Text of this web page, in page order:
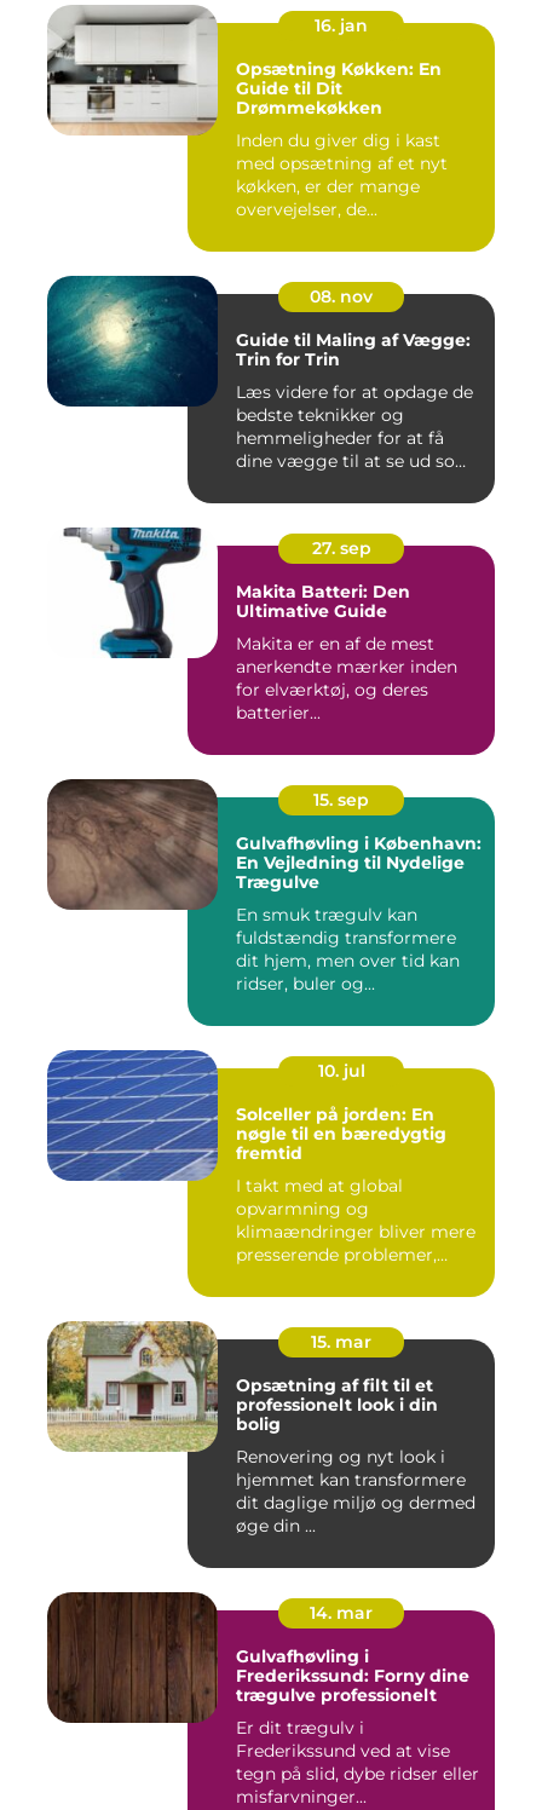
16. jan
Opsætning Køkken: En
Guide til Dit
Drømmekøkken
Inden du giver dig i kast
med opsætning af et nyt
køkken, er der mange
overvejelser, de...
08. nov
Guide til Maling af Vægge:
Trin for Trin
Læs videre for at opdage de
bedste teknikker og
hemmeligheder for at få
dine vægge til at se ud som
27. sep
Makita Batteri: Den
Ultimative Guide
Makita er en af de mest
anerkendte mærker inden
for elværktøj, og deres
batterier...
15. sep
Gulvafhøvling i København:
En Vejledning til Nydelige
Trægulve
En smuk trægulv kan
fuldstændig transformere
dit hjem, men over tid kan
ridser, buler og...
10. jul
Solceller på jorden: En
nøgle til en bæredygtig
fremtid
I takt med at global
opvarmning og
klimaændringer bliver mere
presserende problemer,
15. mar
Opsætning af filt til et
professionelt look i din
bolig
Renovering og nyt look i
hjemmet kan transformere
dit daglige miljø og dermed
øge din ...
14. mar
Gulvafhøvling i
Frederikssund: Forny dine
trægulve professionelt
Er dit trægulv i
Frederikssund ved at vise
tegn på slid, dybe ridser eller
misfarvninger...